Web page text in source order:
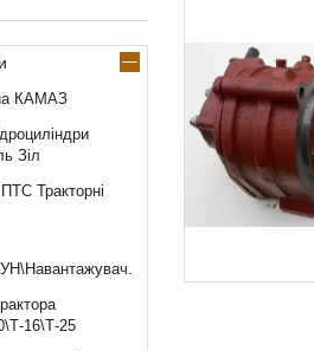
КАМАЗ
Зіл
Тракторні
16\Т-25